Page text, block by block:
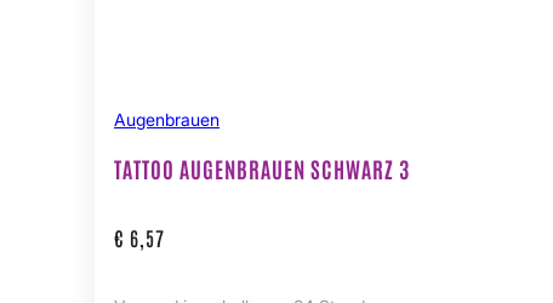
Augenbrauen
TATTOO AUGENBRAUEN SCHWARZ 3
€ 6,57